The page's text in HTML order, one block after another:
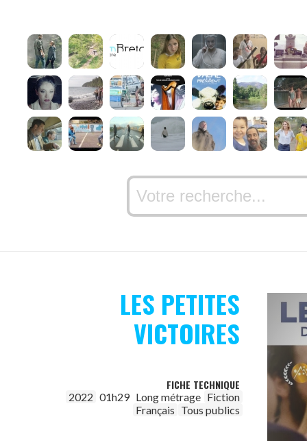
LES PETITES
VICTOIRES
FICHE TECHNIQUE
2022 01h29 Long métrage Fiction
Français Tous publics